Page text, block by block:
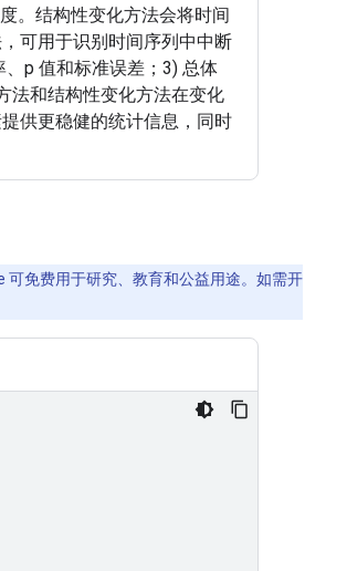
。结构性变化方法会将时间
可用于识别时间序列中中断
p 值和标准误差；3) 总体
法和结构性变化方法在变化
供更稳健的统计信息，同时
可免费用于研究、教育和公益用途。如需开